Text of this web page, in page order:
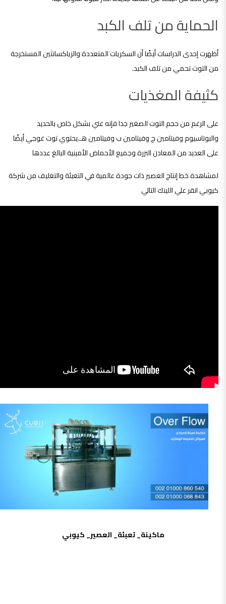
الحماية من تلف الكبد
أظهرت إحدى الدراسات أيضًا أن السكريات المتعددة والزياكسانثين المستخرجة
من التوت تحمي من تلف الكبد.
كثيفة المغذيات
على الرغم من حجم التوت الصغير جدا فإنه غني بشكل خاص بالحديد
والبوتاسيوم وفيتامين ج وفيتامين ب وفيتامين هـ.يحتوي توت غوجي أيضًا
على العديد من المعادن النزرة وجميع الأحماض الأمينية البالغ عددها
لمشاهدة خط إنتاج العصير ذات جودة عالمية في التعبئة والتغليف من شركة
كيوبي انقر علي اللينك التالي
ماكينة_ تعبئة_ العصير_ كيوبي